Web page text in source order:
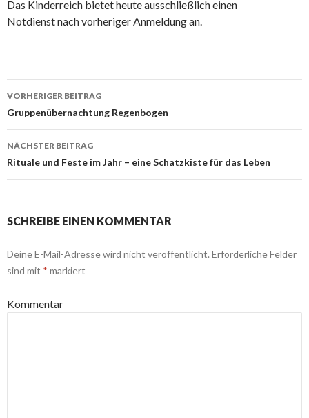
Das Kinderreich bietet heute ausschließlich einen
Notdienst nach vorheriger Anmeldung an.
Beitrags-
Navigation
VORHERIGER BEITRAG
Gruppenübernachtung Regenbogen
NÄCHSTER BEITRAG
Rituale und Feste im Jahr – eine Schatzkiste für das Leben
SCHREIBE EINEN KOMMENTAR
Deine E-Mail-Adresse wird nicht veröffentlicht. Erforderliche Felder
sind mit * markiert
Kommentar